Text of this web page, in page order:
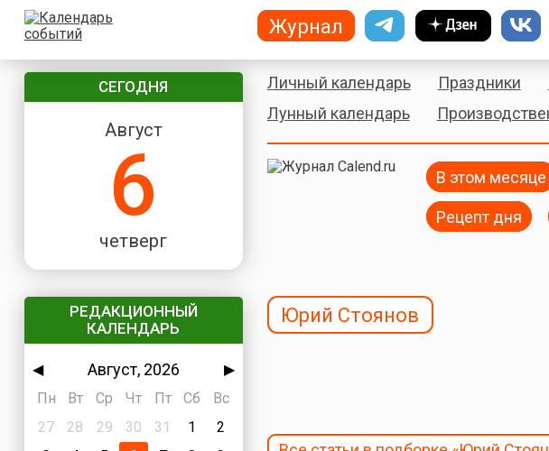
СЕГОДНЯ
Август
6
четверг
РЕДАКЦИОННЫЙ
КАЛЕНДАРЬ
◀ Август, 2026
▶
Пн
Вт Ср Чт Пт Сб
Вс
27
28 29 30 31 1
2
Личный календарь Праздники
Лунный календарь
В этом месяце
Рецепт дня
Юрий Стоянов
Журнал